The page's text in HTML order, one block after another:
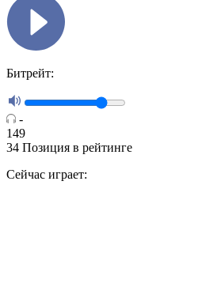
Битрейт:
-
149
34 Позиция в рейтинге
Сейчас играет: